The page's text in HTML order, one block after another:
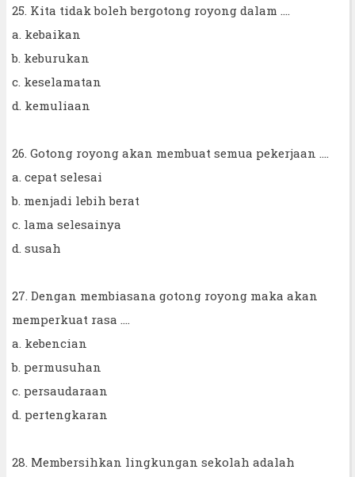
25. Kita tidak boleh bergotong royong dalam ....
a. kebaikan
b. keburukan
c. keselamatan
d. kemuliaan
26. Gotong royong akan membuat semua pekerjaan ....
a. cepat selesai
b. menjadi lebih berat
c. lama selesainya
d. susah
27. Dengan membiasana gotong royong maka akan
memperkuat rasa ....
a. kebencian
b. permusuhan
c. persaudaraan
d. pertengkaran
28. Membersihkan lingkungan sekolah adalah